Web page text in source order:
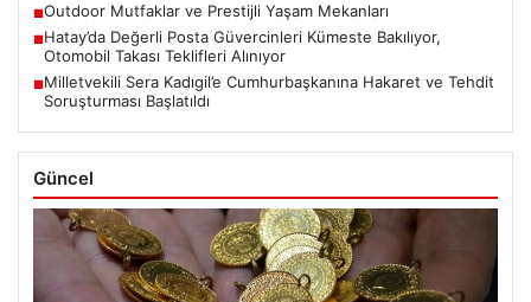
■Outdoor Mutfaklar ve Prestijli Yaşam Mekanları
■Hatay’da Değerli Posta Güvercinleri Kümeste Bakılıyor,
Otomobil Takası Teklifleri Alınıyor
■Milletvekili Sera Kadıgil’e Cumhurbaşkanına Hakaret ve Tehdit
Soruşturması Başlatıldı
Güncel